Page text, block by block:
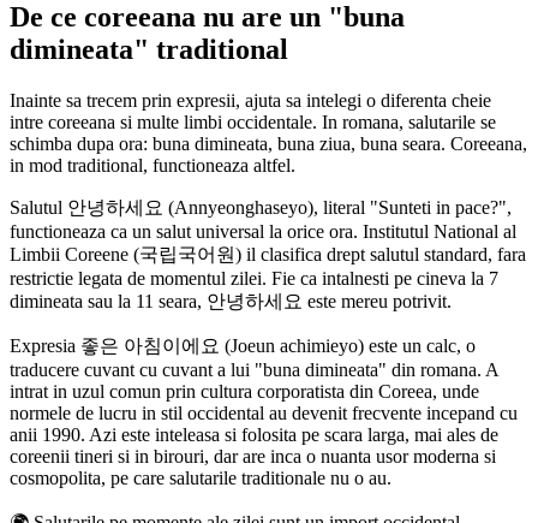
De ce coreeana nu are un "buna
dimineata" traditional
Inainte sa trecem prin expresii, ajuta sa intelegi o diferenta cheie
intre coreeana si multe limbi occidentale. In romana, salutarile se
schimba dupa ora: buna dimineata, buna ziua, buna seara. Coreeana,
in mod traditional, functioneaza altfel.
Salutul 안녕하세요 (Annyeonghaseyo), literal "Sunteti in pace?",
functioneaza ca un salut universal la orice ora. Institutul National al
Limbii Coreene (국립국어원) il clasifica drept salutul standard, fara
restrictie legata de momentul zilei. Fie ca intalnesti pe cineva la 7
dimineata sau la 11 seara, 안녕하세요 este mereu potrivit.
Expresia 좋은 아침이에요 (Joeun achimieyo) este un calc, o
traducere cuvant cu cuvant a lui "buna dimineata" din romana. A
intrat in uzul comun prin cultura corporatista din Coreea, unde
normele de lucru in stil occidental au devenit frecvente incepand cu
anii 1990. Azi este inteleasa si folosita pe scara larga, mai ales de
coreenii tineri si in birouri, dar are inca o nuanta usor moderna si
cosmopolita, pe care salutarile traditionale nu o au.